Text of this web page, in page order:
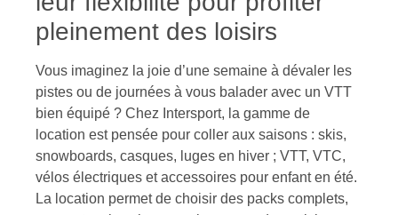
pleinement des loisirs
Vous imaginez la joie d’une semaine à dévaler les
pistes ou de journées à vous balader avec un VTT
bien équipé ? Chez Intersport, la gamme de
location est pensée pour coller aux saisons : skis,
snowboards, casques, luges en hiver ; VTT, VTC,
vélos électriques et accessoires pour enfant en été.
La location permet de choisir des packs complets,